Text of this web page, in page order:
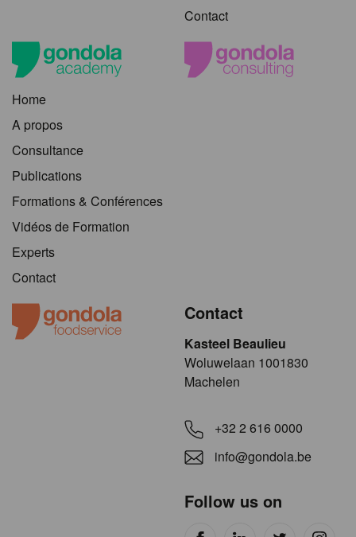
Contact
Home
A propos
Consultance
Publications
Formations & Conférences
Vidéos de Formation
Experts
Contact
Contact
Kasteel Beaulieu
​​​Woluwelaan 1001830
Machelen
+32 2 616 0000
info@gondola.be
Follow us on